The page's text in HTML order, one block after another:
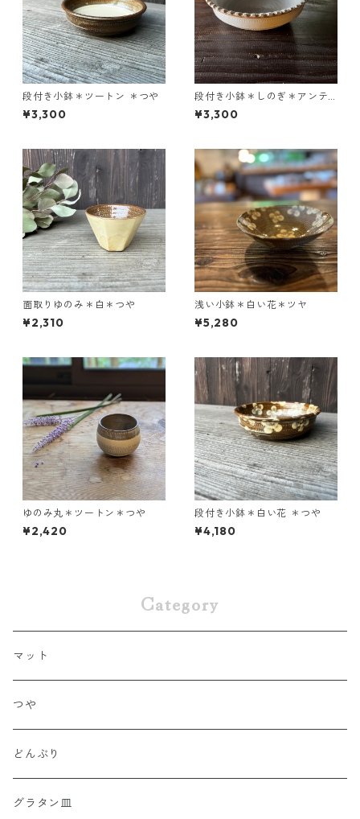
段付き小鉢＊ツートン ＊つや
¥3,300
段付き小鉢＊しのぎ＊アンテ
ィークホワイト
¥3,300
面取りゆのみ＊白＊つや
¥2,310
浅い小鉢＊白い花＊ツヤ
¥5,280
ゆのみ丸＊ツートン＊つや
¥2,420
段付き小鉢＊白い花 ＊つや
¥4,180
Category
マット
つや
どんぶり
グラタン皿